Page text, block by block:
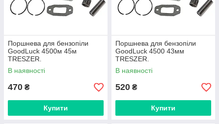
Поршнева для бензопіли
GoodLuck 4500м 45м
TRESZER.
В наявності
470 ₴
Купити
Поршнева для бензопіли
GoodLuck 4500 43мм
TRESZER.
В наявності
520 ₴
Купити